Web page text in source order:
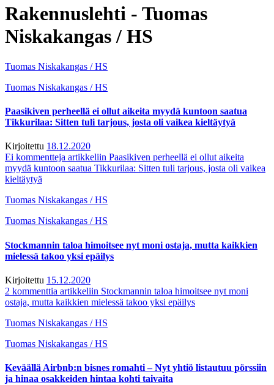
Rakennuslehti - Tuomas
Niskakangas / HS
Tuomas Niskakangas / HS
Tuomas Niskakangas / HS
Paasikiven perheellä ei ollut aikeita myydä kuntoon saatua
Tikkurilaa: Sitten tuli tarjous, josta oli vaikea kieltäytyä
Kirjoitettu 18.12.2020
Ei kommentteja artikkeliin Paasikiven perheellä ei ollut aikeita
myydä kuntoon saatua Tikkurilaa: Sitten tuli tarjous, josta oli vaikea
kieltäytyä
Tuomas Niskakangas / HS
Tuomas Niskakangas / HS
Stockmannin taloa himoitsee nyt moni ostaja, mutta kaikkien
mielessä takoo yksi epäilys
Kirjoitettu 15.12.2020
2 kommenttia artikkeliin Stockmannin taloa himoitsee nyt moni
ostaja, mutta kaikkien mielessä takoo yksi epäilys
Tuomas Niskakangas / HS
Tuomas Niskakangas / HS
Keväällä Airbnb:n bisnes romahti – Nyt yhtiö listautuu pörssiin
ja hinaa osakkeiden hintaa kohti taivaita